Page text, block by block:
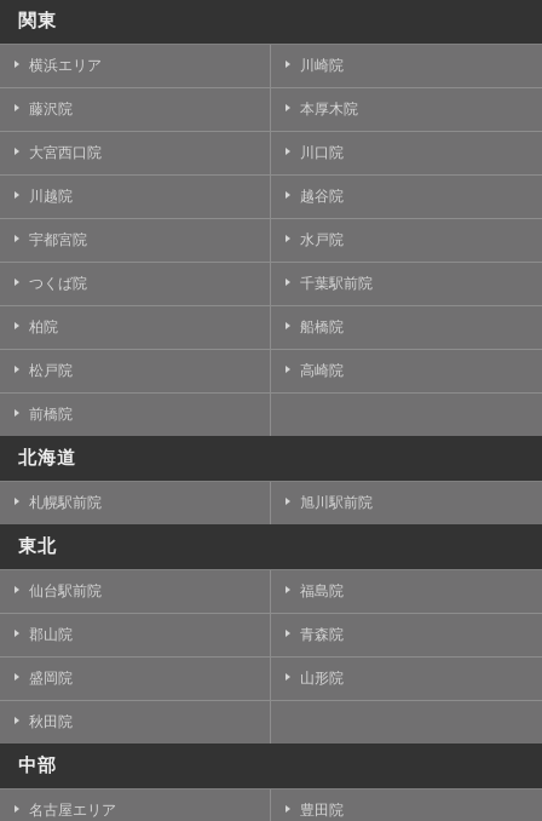
関東
横浜エリア 川崎院
藤沢院 本厚木院
大宮西口院 川口院
川越院 越谷院
宇都宮院 水戸院
つくば院 千葉駅前院
柏院 船橋院
松戸院 高崎院
前橋院
北海道
札幌駅前院 旭川駅前院
東北
仙台駅前院 福島院
郡山院 青森院
盛岡院 山形院
秋田院
中部
名古屋エリア 豊田院